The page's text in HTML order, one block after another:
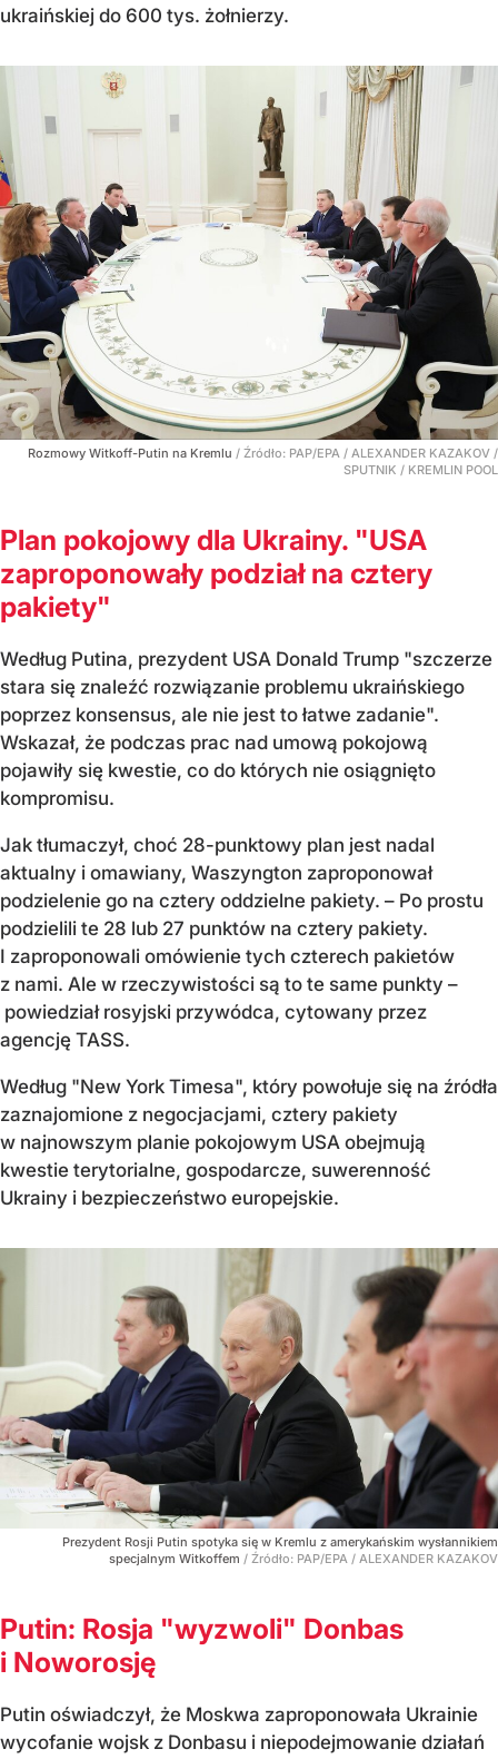
ukraińskiej do 600 tys. żołnierzy.
Rozmowy Witkoff-Putin na Kremlu / Źródło: PAP/EPA / ALEXANDER KAZAKOV /
SPUTNIK / KREMLIN POOL
Plan pokojowy dla Ukrainy. "USA
zaproponowały podział na cztery
pakiety"
Według Putina, prezydent USA Donald Trump "szczerze
stara się znaleźć rozwiązanie problemu ukraińskiego
poprzez konsensus, ale nie jest to łatwe zadanie".
Wskazał, że podczas prac nad umową pokojową
pojawiły się kwestie, co do których nie osiągnięto
kompromisu.
Jak tłumaczył, choć 28-punktowy plan jest nadal
aktualny i omawiany, Waszyngton zaproponował
podzielenie go na cztery oddzielne pakiety. – Po prostu
podzielili te 28 lub 27 punktów na cztery pakiety.
I zaproponowali omówienie tych czterech pakietów
z nami. Ale w rzeczywistości są to te same punkty –
powiedział rosyjski przywódca, cytowany przez
agencję TASS.
Według "New York Timesa", który powołuje się na źródła
zaznajomione z negocjacjami, cztery pakiety
w najnowszym planie pokojowym USA obejmują
kwestie terytorialne, gospodarcze, suwerenność
Ukrainy i bezpieczeństwo europejskie.
Prezydent Rosji Putin spotyka się w Kremlu z amerykańskim wysłannikiem
specjalnym Witkoffem / Źródło: PAP/EPA / ALEXANDER KAZAKOV
Putin: Rosja "wyzwoli" Donbas
i Noworosję
Putin oświadczył, że Moskwa zaproponowała Ukrainie
wycofanie wojsk z Donbasu i niepodejmowanie działań